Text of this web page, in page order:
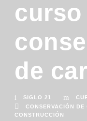
de
SIGLO 21
CONSERVACIÓN DE
CONSTRUCCIÓN